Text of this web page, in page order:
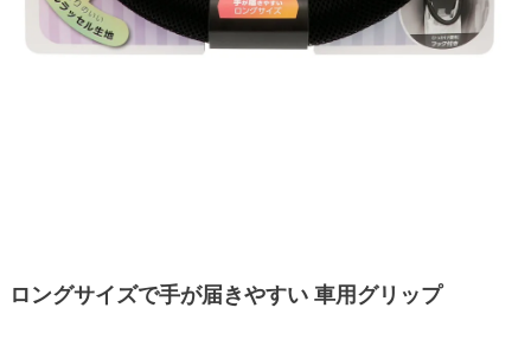
ロングサイズで手が届きやすい 車用グリップ